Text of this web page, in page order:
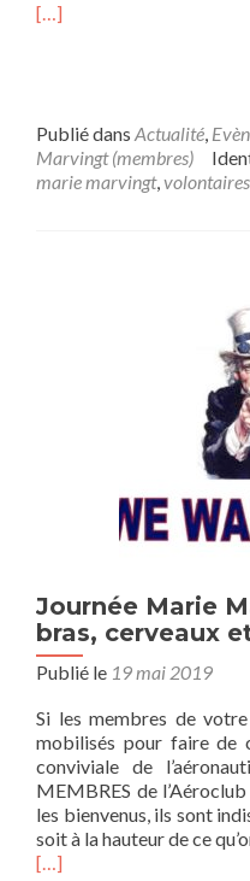
[…]
Publié dans Actualité,
Marvingt (membres)
marie marvingt,volontaires
Journée Marie
bras, cerveaux
Publié le 19 mai 2019
Si les membres de
mobilisés pour faire de
conviviale de
MEMBRES de
les bienvenus, ils sont
soit à la hauteur de ce
[…]